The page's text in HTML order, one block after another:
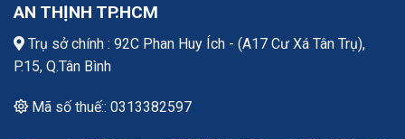
AN THỊNH TP.HCM
Trụ sở chính : 92C Phan Huy Ích - (A17 Cư Xá Tân Trụ),
P.15, Q.Tân Bình
Mã số thuế:: 0313382597